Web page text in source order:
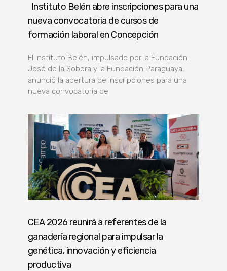
Instituto Belén abre inscripciones para una
nueva convocatoria de cursos de
formación laboral en Concepción
El Instituto Belén, impulsado por la Fundación
José de la Sobera y la Fundación Paraguaya,
anunció la apertura de inscripciones para una
nueva convocatoria de
CEA 2026 reunirá a referentes de la
ganadería regional para impulsar la
genética, innovación y eficiencia
productiva